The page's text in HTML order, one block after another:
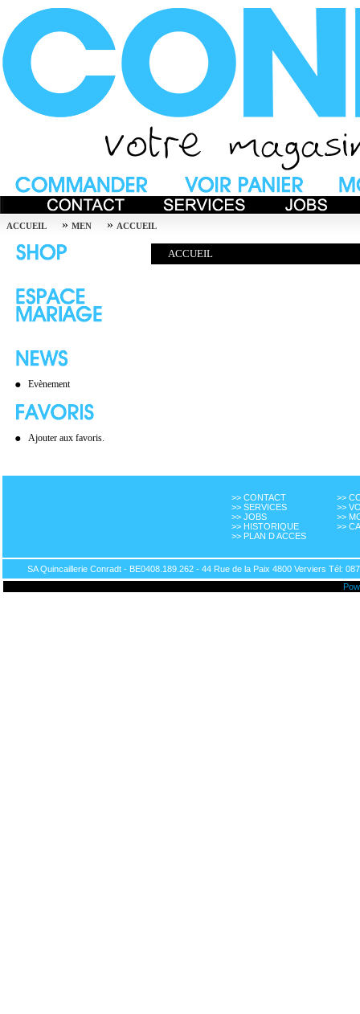
ACCUEIL » MEN » ACCUEIL
Evènement
Ajouter aux favoris.
ACCUEIL
>> CONTACT
>> SERVICES
>> JOBS
>> HISTORIQUE
>> PLAN D ACCES
>>
>>
>>
>>
SA Quincaillerie Conradt - BE0408.189.262 - 44 Rue de la Paix 4800 Verviers Tél: